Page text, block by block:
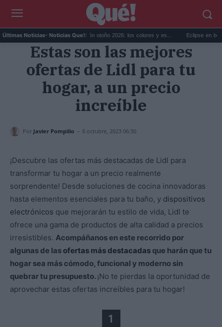
Últimas Noticias- Noticias Que!:
Tendencias decoración otoño 2026: los colores y es... Eclipse en
Estas son las mejores
ofertas de Lidl para tu
hogar, a un precio
increíble
Por Javier Pompilio - 6 octubre, 2023 06:30
¡Descubre las ofertas más destacadas de Lidl para
transformar tu hogar a un precio realmente
sorprendente! Desde soluciones de cocina innovadoras
hasta elementos esenciales para tu baño, y dispositivos
electrónicos que mejorarán tu estilo de vida, Lidl te
ofrece una gama de productos de alta calidad a precios
irresistibles. Acompáñanos en este recorrido por
algunas de lasofertas más destacadas que harán que tu
hogar sea más cómodo, funcional y moderno sin
quebrar tu presupuesto. ¡No te pierdas la oportunidad de
aprovechar estas ofertas increíbles para tu hogar!
1